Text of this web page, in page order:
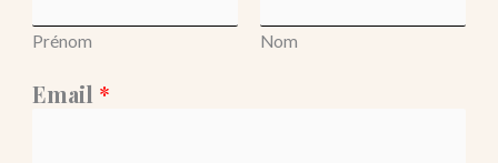
Prénom Nom
Email *